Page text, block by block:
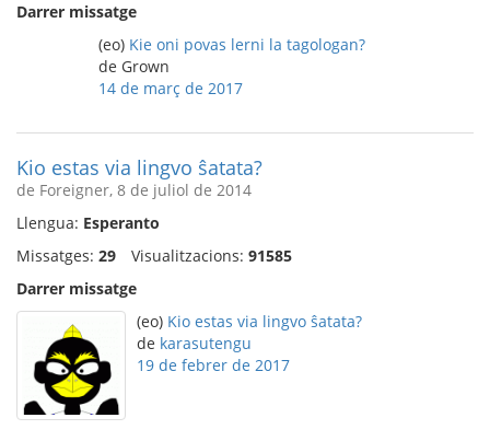
Darrer missatge
(eo) Kie oni povas lerni la tagologan?
de Grown
14 de març de 2017
Kio estas via lingvo ŝatata?
de Foreigner, 8 de juliol de 2014
Llengua: Esperanto
Missatges: 29 Visualitzacions: 91585
Darrer missatge
(eo) Kio estas via lingvo ŝatata?
de karasutengu
19 de febrer de 2017